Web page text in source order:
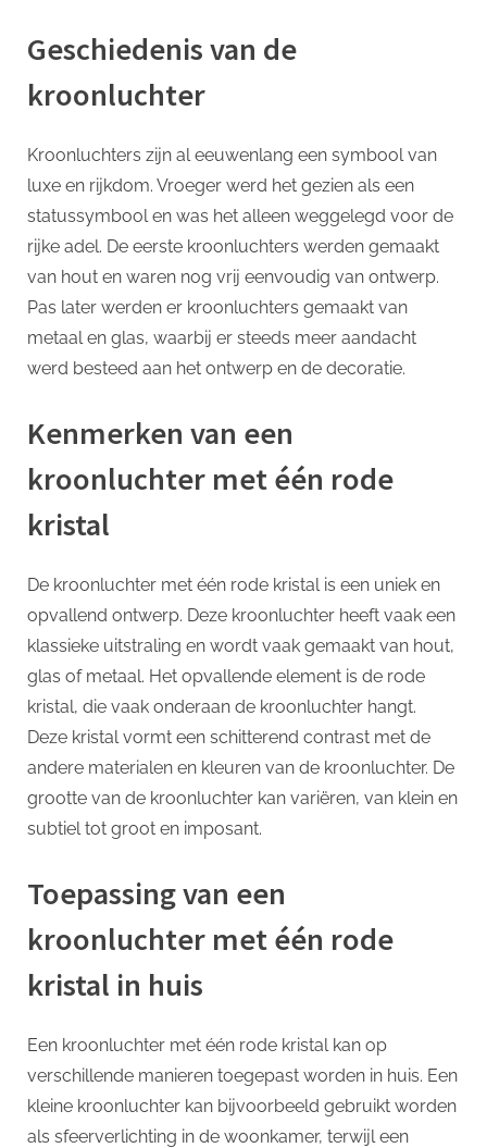
Geschiedenis van de
kroonluchter
Kroonluchters zijn al eeuwenlang een symbool van
luxe en rijkdom. Vroeger werd het gezien als een
statussymbool en was het alleen weggelegd voor de
rijke adel. De eerste kroonluchters werden gemaakt
van hout en waren nog vrij eenvoudig van ontwerp.
Pas later werden er kroonluchters gemaakt van
metaal en glas, waarbij er steeds meer aandacht
werd besteed aan het ontwerp en de decoratie.
Kenmerken van een
kroonluchter met één rode
kristal
De kroonluchter met één rode kristal is een uniek en
opvallend ontwerp. Deze kroonluchter heeft vaak een
klassieke uitstraling en wordt vaak gemaakt van hout,
glas of metaal. Het opvallende element is de rode
kristal, die vaak onderaan de kroonluchter hangt.
Deze kristal vormt een schitterend contrast met de
andere materialen en kleuren van de kroonluchter. De
grootte van de kroonluchter kan variëren, van klein en
subtiel tot groot en imposant.
Toepassing van een
kroonluchter met één rode
kristal in huis
Een kroonluchter met één rode kristal kan op
verschillende manieren toegepast worden in huis. Een
kleine kroonluchter kan bijvoorbeeld gebruikt worden
als sfeerverlichting in de woonkamer, terwijl een